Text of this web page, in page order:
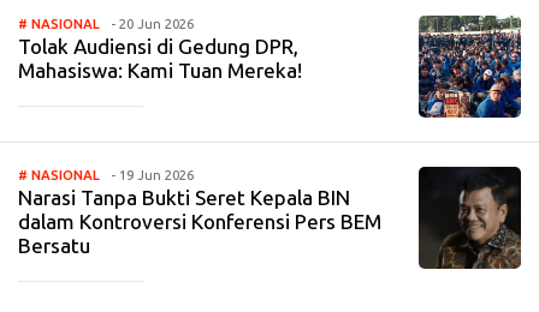
# NASIONAL - 20 Jun 2026
Tolak Audiensi di Gedung DPR,
Mahasiswa: Kami Tuan Mereka!
# NASIONAL - 19 Jun 2026
Narasi Tanpa Bukti Seret Kepala BIN
dalam Kontroversi Konferensi Pers BEM
Bersatu